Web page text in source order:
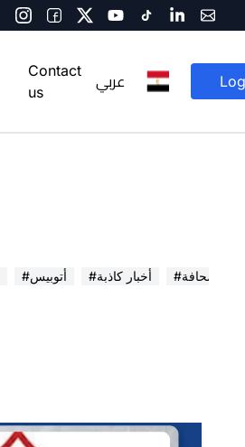
Contact
us
عربي
#أتوبيس #أخبار كاذبة في الصحافة